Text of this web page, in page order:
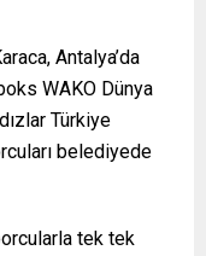
Antalya’da
WAKO Dünya
Türkiye
belediyede
tek tek